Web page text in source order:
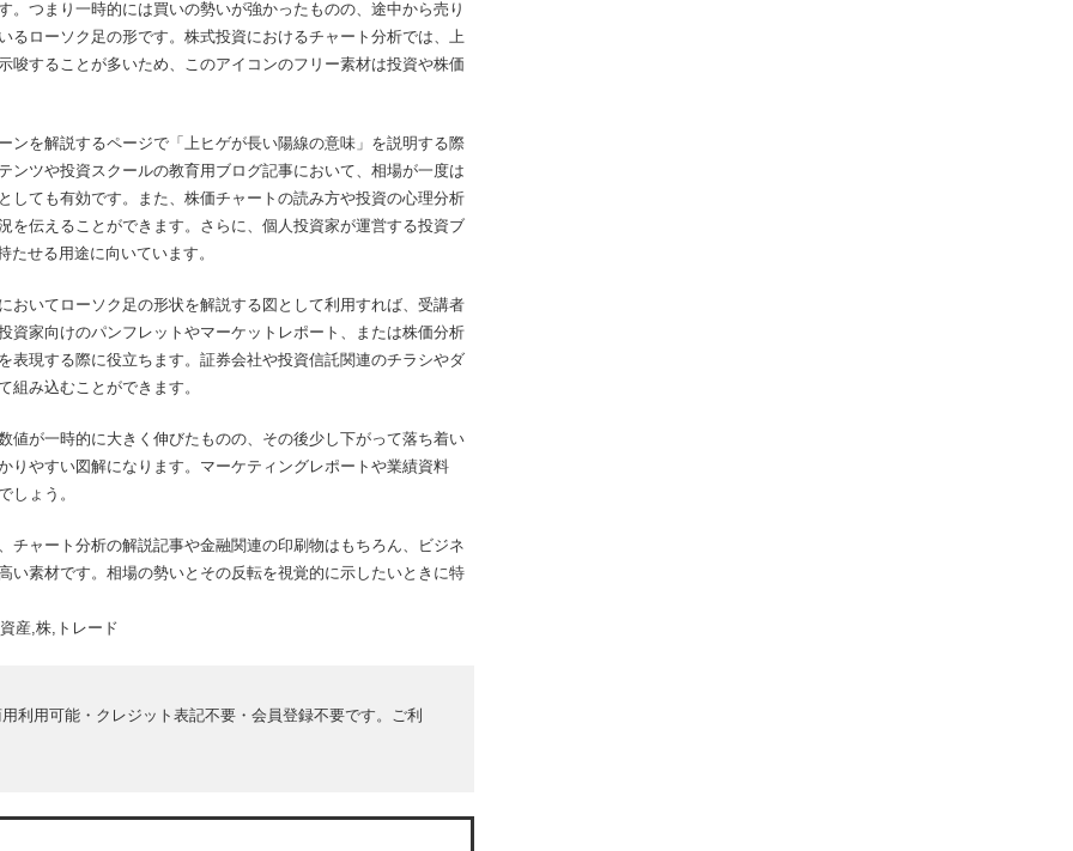
つまり一時的には買いの勢いが強かったものの、途中から売り
ローソク足の形です。株式投資におけるチャート分析では、上
唆することが多いため、このアイコンのフリー素材は投資や株価
ンを解説するページで「上ヒゲが長い陽線の意味」を説明する際
ツや投資スクールの教育用ブログ記事において、相場が一度は
ても有効です。また、株価チャートの読み方や投資の心理分析
を伝えることができます。さらに、個人投資家が運営する投資ブ
せる用途に向いています。
おいてローソク足の形状を解説する図として利用すれば、受講者
家向けのパンフレットやマーケットレポート、または株価分析
表現する際に役立ちます。証券会社や投資信託関連のチラシやダ
み込むことができます。
値が一時的に大きく伸びたものの、その後少し下がって落ち着い
りやすい図解になります。マーケティングレポートや業績資料
しょう。
ャート分析の解説記事や金融関連の印刷物はもちろん、ビジネ
い素材です。相場の勢いとその反転を視覚的に示したいときに特
産,株,トレード
利用可能・クレジット表記不要・会員登録不要です。ご利